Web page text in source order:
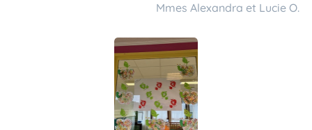
Mmes Alexandra et Lucie O.